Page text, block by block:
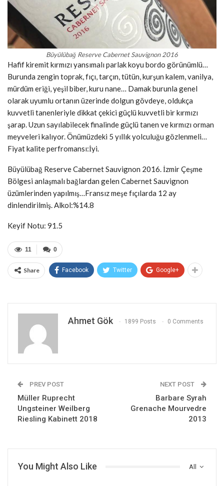
Büyülübağ Reserve Cabernet Sauvignon 2016
Hafif kiremit kırmızı yansımalı parlak koyu bordo görünümlü…
Burunda zengin toprak, fıçı, tarçın, tütün, kurşun kalem, vanilya,
mürdüm eriği, yeşil biber, kuru nane… Damak burunla genel
olarak uyumlu ortanın üzerinde dolgun gövdeye, oldukça
kuvvetli tanenleriyle dikkat çekici güçlü kuvvetli bir kırmızı
şarap. Uzun sayılabilecek finalinde güçlü tanen ve kırmızı orman
meyveleri kalıyor. Önümüzdeki 5 yıllık yolculuğu gözlenmeli…
Fiyat kalite perfromansı:İyi.
Büyülübağ Reserve Cabernet Sauvignon 2016. İzmir Çeşme
Bölgesi anlaşmalı bağlardan gelen Cabernet Sauvignon
üzümlerinden yapılmış…Fransız meşe fıçılarda 12 ay
dinlendirilmiş. Alkol:%14.8
Keyif Notu: 91.5
0
11
Share Facebook Twitter Google+
Ahmet Gök 1899 Posts 0 Comments
PREV POST
Müller Ruprecht
Ungsteiner Weilberg
Riesling Kabinett 2018
NEXT POST
Barbare Syrah
Grenache Mourvedre
2013
All
You Might Also Like